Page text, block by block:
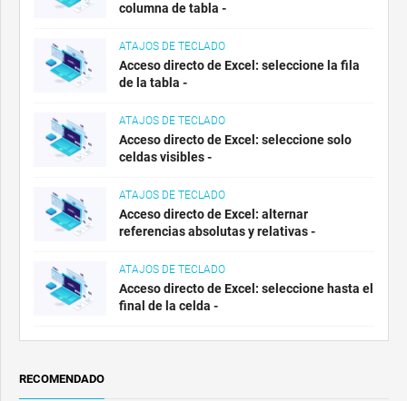
columna de tabla -
ATAJOS DE TECLADO
Acceso directo de Excel: seleccione la fila
de la tabla -
ATAJOS DE TECLADO
Acceso directo de Excel: seleccione solo
celdas visibles -
ATAJOS DE TECLADO
Acceso directo de Excel: alternar
referencias absolutas y relativas -
ATAJOS DE TECLADO
Acceso directo de Excel: seleccione hasta el
final de la celda -
RECOMENDADO